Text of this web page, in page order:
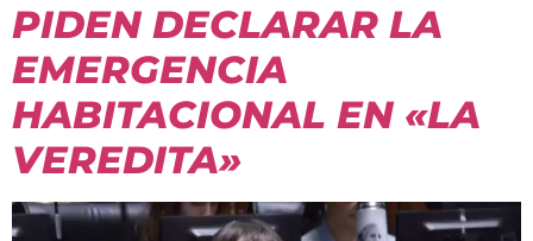
PIDEN DECLARAR LA
EMERGENCIA
HABITACIONAL EN «LA
VEREDITA»